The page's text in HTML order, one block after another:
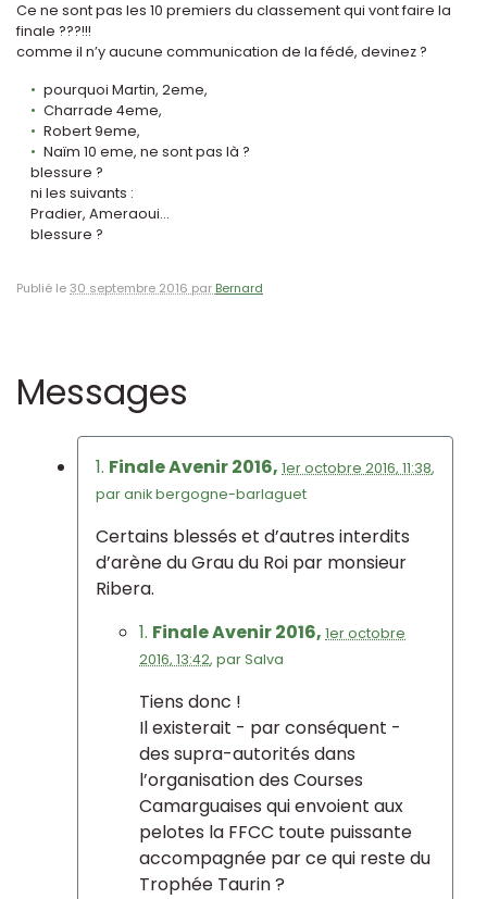
Ce ne sont pas les 10 premiers du classement qui vont faire la
finale ???!!!
comme il n’y aucune communication de la fédé, devinez ?
pourquoi Martin, 2eme,
Charrade 4eme,
Robert 9eme,
Naïm 10 eme, ne sont pas là ?
blessure ?
ni les suivants :
Pradier, Ameraoui...
blessure ?
Publié le 30 septembre 2016 par Bernard
Messages
1. Finale Avenir 2016, 1er octobre 2016, 11:38,
paranik bergogne-barlaguet
Certains blessés et d’autres interdits
d’arène du Grau du Roi par monsieur
Ribera.
1. Finale Avenir 2016, 1er octobre
2016, 13:42, parSalva
Tiens donc !
Il existerait - par conséquent -
des supra-autorités dans
l’organisation des Courses
Camarguaises qui envoient aux
pelotes la FFCC toute puissante
accompagnée par ce qui reste du
Trophée Taurin ?